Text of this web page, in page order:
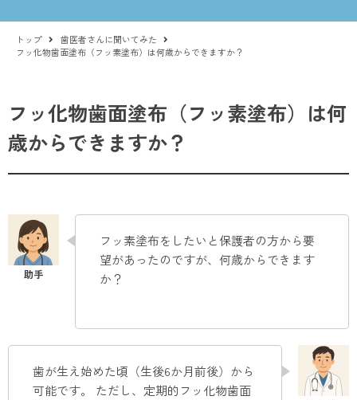
トップ
歯医者さんに聞いてみた
フッ化物歯面塗布（フッ素塗布）は何歳からできますか？
フッ化物歯面塗布（フッ素塗布）は何
歳からできますか？
フッ素塗布をしたいと保護者の方から要
望があったのですが、何歳からできます
か？
歯が生え始めた頃（生後6か月前後）から
可能です。 ただし、定期的フッ化物歯面